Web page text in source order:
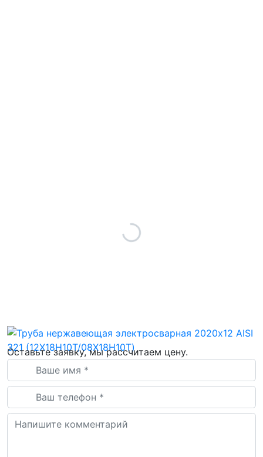
Оставьте заявку, мы рассчитаем цену.